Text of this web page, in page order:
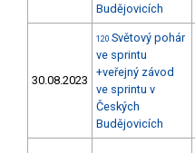
Budějovicích
30.08.2023
120 Světový pohár
ve sprintu
+veřejný závod
ve sprintu v
Českých
Budějovicích